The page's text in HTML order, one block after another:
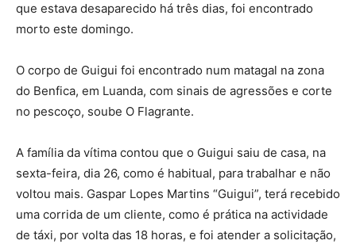
que estava desaparecido há três dias, foi encontrado
morto este domingo.
O corpo de Guigui foi encontrado num matagal na zona
do Benfica, em Luanda, com sinais de agressões e corte
no pescoço, soube O Flagrante.
A família da vítima contou que o Guigui saiu de casa, na
sexta-feira, dia 26, como é habitual, para trabalhar e não
voltou mais. Gaspar Lopes Martins “Guigui”, terá recebido
uma corrida de um cliente, como é prática na actividade
de táxi, por volta das 18 horas, e foi atender a solicitação,